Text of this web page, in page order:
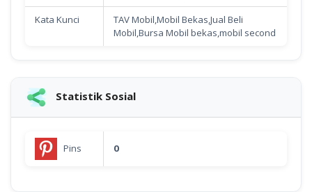
Kata Kunci
TAV Mobil,Mobil Bekas,Jual Beli
Mobil,Bursa Mobil bekas,mobil second
Statistik Sosial
Pins 0